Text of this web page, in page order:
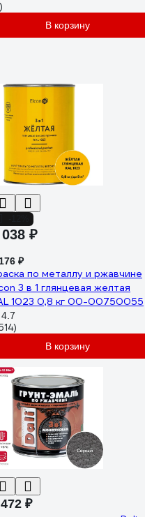
В корзину
₽
₽
по металлу и ржавчине
3 в 1 глянцевая желтая
1023 0,8 кг 00-00750055
4.7
В корзину
₽